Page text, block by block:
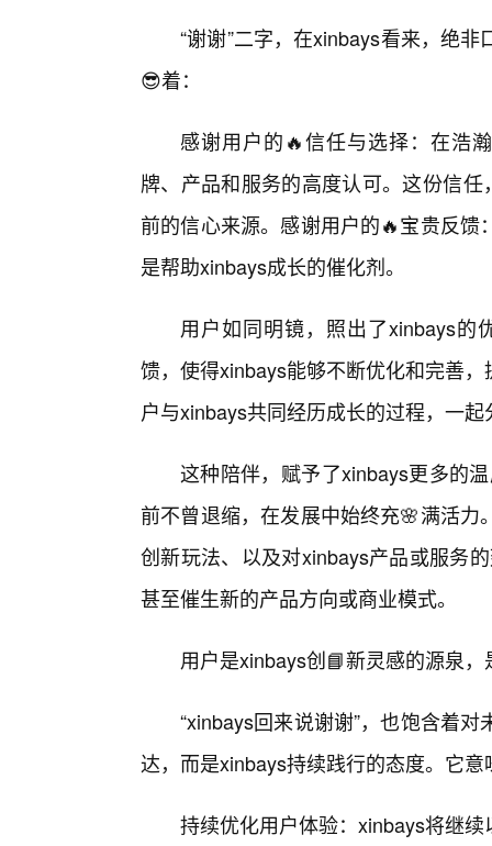
“谢谢”二字，在xinbays看来，绝
😎着：
感谢用户的🔥信任与选择：在浩
牌、产品和服务的高度认可。这份信
前的信心来源。感谢用户的🔥宝贵反
是帮助xinbays成长的催化剂。
用户如同明镜，照出了xinbays的
馈，使得xinbays能够不断优化和完善
户与xinbays共同经历成长的过程，一
这种陪伴，赋予了xinbays更多的
前不曾退缩，在发展中始终充🌸满活
创新玩法、以及对xinbays产品或服务
甚至催生新的产品方向或商业模式。
用户是xinbays创📘新灵感的源泉
“xinbays回来说谢谢”，也饱含着
达，而是xinbays持续践行的态度。它意
持续优化用户体验：xinbays将继